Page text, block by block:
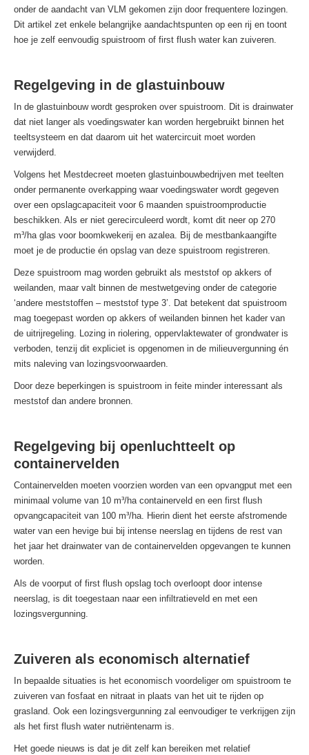
onder de aandacht van VLM gekomen zijn door frequentere lozingen.
Dit artikel zet enkele belangrijke aandachtspunten op een rij en toont
hoe je zelf eenvoudig spuistroom of first flush water kan zuiveren.
Regelgeving in de glastuinbouw
In de glastuinbouw wordt gesproken over spuistroom. Dit is drainwater
dat niet langer als voedingswater kan worden hergebruikt binnen het
teeltsysteem en dat daarom uit het watercircuit moet worden
verwijderd.
Volgens het Mestdecreet moeten glastuinbouwbedrijven met teelten
onder permanente overkapping waar voedingswater wordt gegeven
over een opslagcapaciteit voor 6 maanden spuistroomproductie
beschikken. Als er niet gerecirculeerd wordt, komt dit neer op 270
m³/ha glas voor boomkwekerij en azalea. Bij de mestbankaangifte
moet je de productie én opslag van deze spuistroom registreren.
Deze spuistroom mag worden gebruikt als meststof op akkers of
weilanden, maar valt binnen de mestwetgeving onder de categorie
‘andere meststoffen – meststof type 3’. Dat betekent dat spuistroom
mag toegepast worden op akkers of weilanden binnen het kader van
de uitrijregeling. Lozing in riolering, oppervlaktewater of grondwater is
verboden, tenzij dit expliciet is opgenomen in de milieuvergunning én
mits naleving van lozingsvoorwaarden.
Door deze beperkingen is spuistroom in feite minder interessant als
meststof dan andere bronnen.
Regelgeving bij openluchtteelt op
containervelden
Containervelden moeten voorzien worden van een opvangput met een
minimaal volume van 10 m³/ha containerveld en een first flush
opvangcapaciteit van 100 m³/ha. Hierin dient het eerste afstromende
water van een hevige bui bij intense neerslag en tijdens de rest van
het jaar het drainwater van de containervelden opgevangen te kunnen
worden.
Als de voorput of first flush opslag toch overloopt door intense
neerslag, is dit toegestaan naar een infiltratieveld en met een
lozingsvergunning.
Zuiveren als economisch alternatief
In bepaalde situaties is het economisch voordeliger om spuistroom te
zuiveren van fosfaat en nitraat in plaats van het uit te rijden op
grasland. Ook een lozingsvergunning zal eenvoudiger te verkrijgen zijn
als het first flush water nutriëntenarm is.
Het goede nieuws is dat je dit zelf kan bereiken met relatief